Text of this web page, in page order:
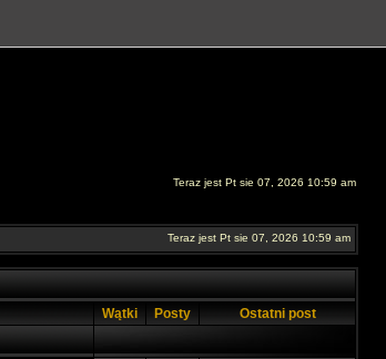
Teraz jest Pt sie 07, 2026 10:59 am
Teraz jest Pt sie 07, 2026 10:59 am
Wątki Posty Ostatni post